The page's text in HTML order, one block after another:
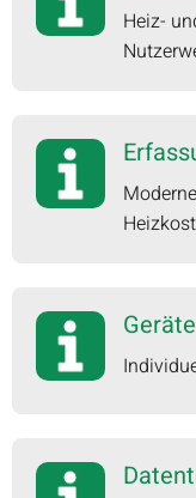
Heiz-